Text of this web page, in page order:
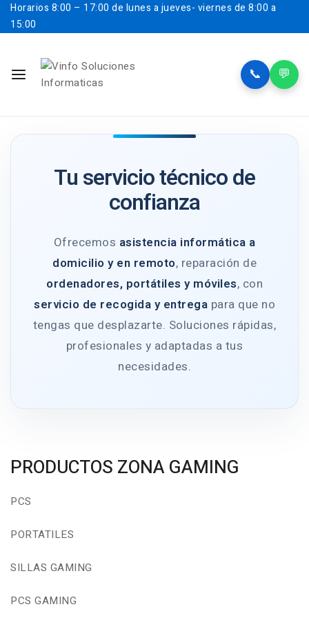
Horarios 8:00 – 17:00 de lunes a jueves- viernes de 8:00 a
15:00
📞 💬
Tu servicio técnico de
confianza
Ofrecemos asistencia informática a
domicilio y en remoto, reparación de
ordenadores, portátiles y móviles, con
servicio de recogida y entrega para que no
tengas que desplazarte. Soluciones rápidas,
profesionales y adaptadas a tus
necesidades.
PRODUCTOS ZONA GAMING
PCS
PORTATILES
SILLAS GAMING
PCS GAMING